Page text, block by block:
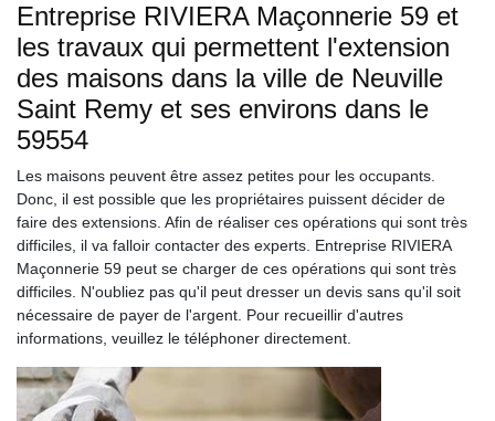
Entreprise RIVIERA Maçonnerie 59 et
les travaux qui permettent l'extension
des maisons dans la ville de Neuville
Saint Remy et ses environs dans le
59554
Les maisons peuvent être assez petites pour les occupants.
Donc, il est possible que les propriétaires puissent décider de
faire des extensions. Afin de réaliser ces opérations qui sont très
difficiles, il va falloir contacter des experts. Entreprise RIVIERA
Maçonnerie 59 peut se charger de ces opérations qui sont très
difficiles. N'oubliez pas qu'il peut dresser un devis sans qu'il soit
nécessaire de payer de l'argent. Pour recueillir d'autres
informations, veuillez le téléphoner directement.